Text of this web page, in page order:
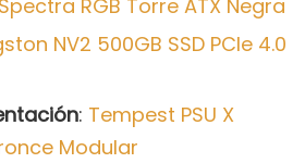
RGB Torre ATX Negra
NV2 500GB SSD PCIe 4.0
: Tempest PSU X
Modular